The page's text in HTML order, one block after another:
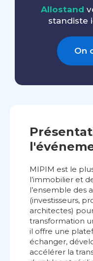
Allostand
standiste
On
MIPIM est le
l’immobilier et
l’ensemble des
(investisseurs,
architectes)
transformation
il offre une
échanger,
accélérer la